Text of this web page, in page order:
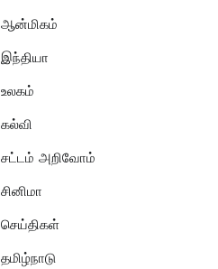
ஆன்மிகம்
இந்தியா
உலகம்
கல்வி
சட்டம் அறிவோம்
சினிமா
செய்திகள்
தமிழ்நாடு